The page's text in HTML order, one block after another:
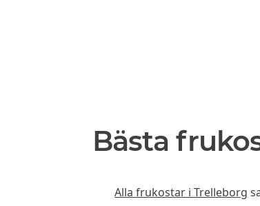
Bästa
Alla frukostar i Trelleborg